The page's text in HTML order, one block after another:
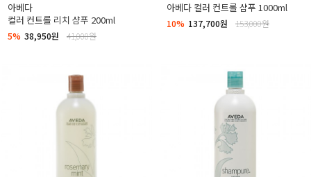
아베다
컬러 컨트롤 리치 샴푸 200ml
5% 38,950원 41,000원
아베다 컬러 컨트롤 샴푸 1000ml
10% 137,700원 153,000원